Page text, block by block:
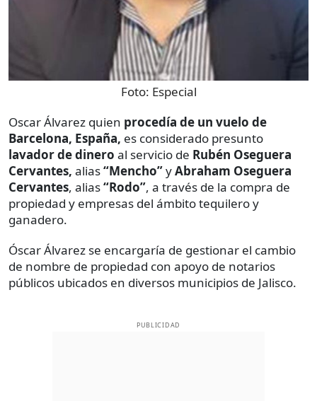
Foto: Especial
Oscar Álvarez quien procedía de un vuelo de
Barcelona, España, es considerado presunto
lavador de dinero al servicio de Rubén Oseguera
Cervantes, alias“Mencho”yAbraham Oseguera
Cervantes, alias“Rodo”, a través de la compra de
propiedad y empresas del ámbito tequilero y
ganadero.
Óscar Álvarez se encargaría de gestionar el cambio
de nombre de propiedad con apoyo de notarios
públicos ubicados en diversos municipios de Jalisco.
PUBLICIDAD